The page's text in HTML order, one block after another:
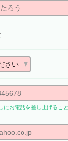
お電話を差し上げること